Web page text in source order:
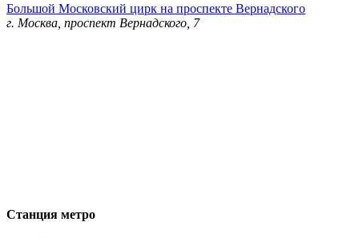
Большой Московский цирк на проспекте Вернадского
г. Москва, проспект Вернадского, 7
Станция метро